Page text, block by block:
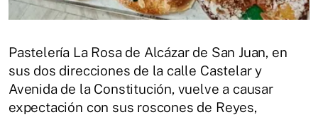
Pastelería La Rosa de Alcázar de San Juan, en
sus dos direcciones de la calle Castelar y
Avenida de la Constitución, vuelve a causar
expectación con sus roscones de Reyes,